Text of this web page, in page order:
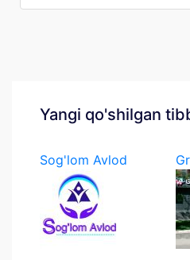
Yangi qo'shilgan
Sog'lom Avlod